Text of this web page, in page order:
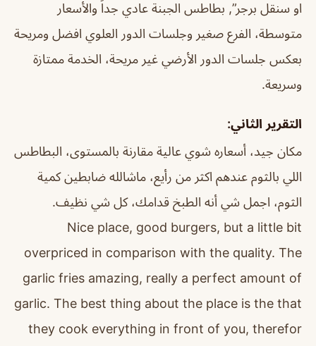
او سنقل برجر”, بطاطس الجبنة عادي جداً والأسعار
متوسطة، الفرع صغير وجلسات الدور العلوي افضل ومريحة
بعكس جلسات الدور الأرضي غير مريحة، الخدمة ممتازة
وسريعة.
التقرير الثاني:
مكان جيد، أسعاره شوي عالية مقارنة بالمستوى، البطاطس
اللي بالثوم عندهم اكثر من رأيع، ماشالله ضابطين كمية
الثوم، اجمل شي أنه الطبخ قدامك، كل شي نظيف.
Nice place, good burgers, but a little bit
overpriced in comparison with the quality. The
garlic fries amazing, really a perfect amount of
garlic. The best thing about the place is the that
they cook everything in front of you, therefor